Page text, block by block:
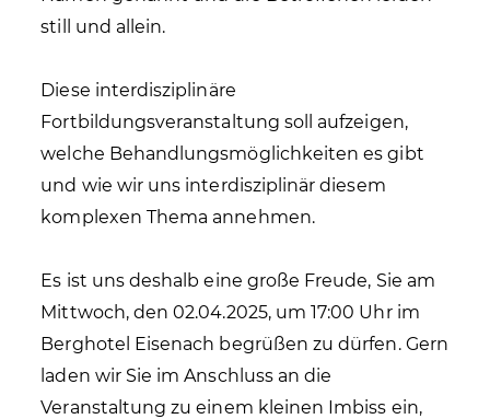
still und allein.
Diese interdisziplinäre
Fortbildungsveranstaltung soll aufzeigen,
welche Behandlungsmöglichkeiten es gibt
und wie wir uns interdisziplinär diesem
komplexen Thema annehmen.
Es ist uns deshalb eine große Freude, Sie am
Mittwoch, den 02.04.2025, um 17:00 Uhr im
Berghotel Eisenach begrüßen zu dürfen. Gern
laden wir Sie im Anschluss an die
Veranstaltung zu einem kleinen Imbiss ein,